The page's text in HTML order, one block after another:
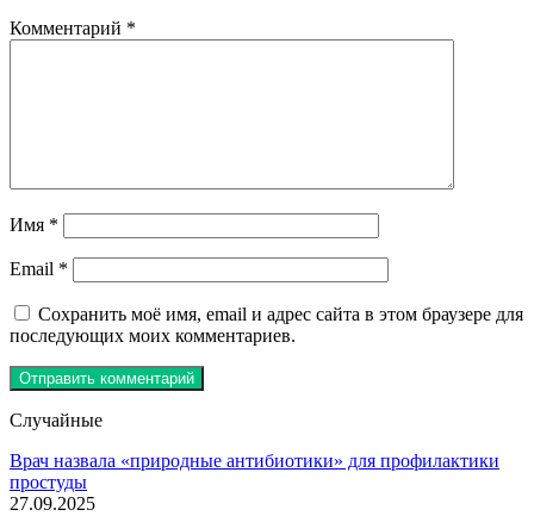
Комментарий *
Имя *
Email *
Сохранить моё имя, email и адрес сайта в этом браузере для
последующих моих комментариев.
Случайные
Врач назвала «природные антибиотики» для профилактики
простуды
27.09.2025